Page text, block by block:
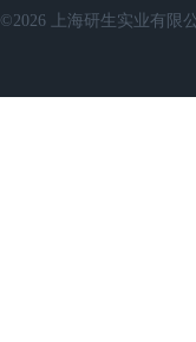
©2026 上海研生实业有限